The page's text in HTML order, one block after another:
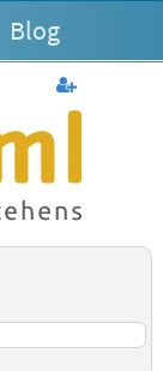
Blog